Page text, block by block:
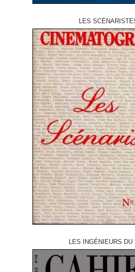
LES
LES INGÉNIEURS DU